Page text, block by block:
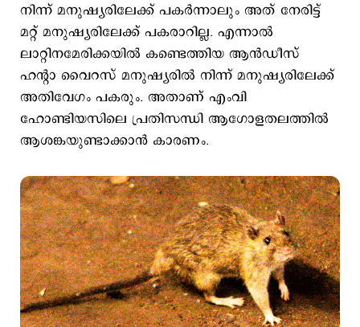
നിന്ന് മനുഷ്യരിലേക്ക് പകര്‍ന്നാലും അത് നേരിട്ട്
മറ്റ് മനുഷ്യരിലേക്ക് പകരാറില്ല. എന്നാല്‍
ലാറ്റിനമേരിക്കയില്‍ കണ്ടെത്തിയ ആന്‍ഡീസ്
ഹന്‍റാ വൈറസ് മനുഷ്യരില്‍ നിന്ന് മനുഷ്യരിലേക്ക്
അതിവേഗം പകരും. അതാണ് എംവി
ഹോണ്ടിയസിലെ പ്രതിസന്ധി ആഗോളതലത്തില്‍
ആശങ്കയുണ്ടാക്കാന്‍ കാരണം.